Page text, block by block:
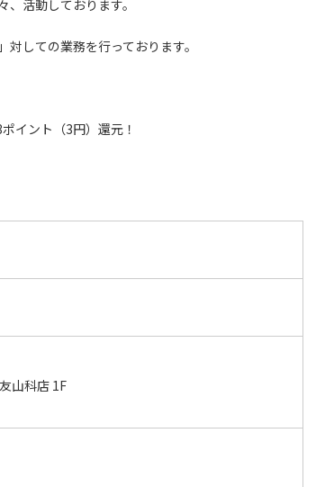
活動しております。
しての業務を行っております。
イント（3円）還元！
山科店 1F